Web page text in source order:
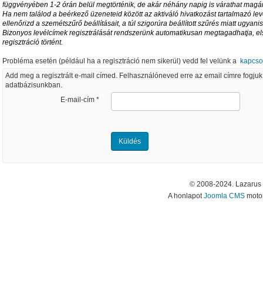
függvényében 1-2 órán belül megtörténik, de akár néhány napig is várathat
Ha nem találod a beérkező üzeneteid között az aktiváló hivatkozást tartalmazó
ellenőrizd a szemétszűrő beállításait, a túl szigorúra beállított szűrés miatt
Bizonyos levélcímek regisztrálását rendszerünk automatikusan megtagadhatja,
regisztráció történt.
Probléma esetén (például ha a regisztráció nem sikerül) vedd fel velünk a
Add meg a regisztrált e-mail címed. Felhasználóneved erre az email címre
adatbázisunkban.
E-mail-cím *
Küldés
© 2008-2024.
A honlapotJoomla CMS